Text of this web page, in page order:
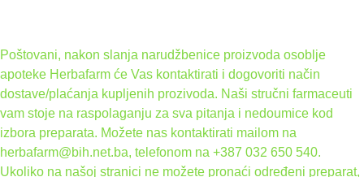
Poštovani, nakon slanja narudžbenice proizvoda osoblje
apoteke Herbafarm će Vas kontaktirati i dogovoriti način
dostave/plaćanja kupljenih prozivoda. Naši stručni farmaceuti
vam stoje na raspolaganju za sva pitanja i nedoumice kod
izbora preparata. Možete nas kontaktirati mailom na
herbafarm@bih.net.ba, telefonom na +387 032 650 540.
Ukoliko na našoj stranici ne možete pronaći određeni preparat,